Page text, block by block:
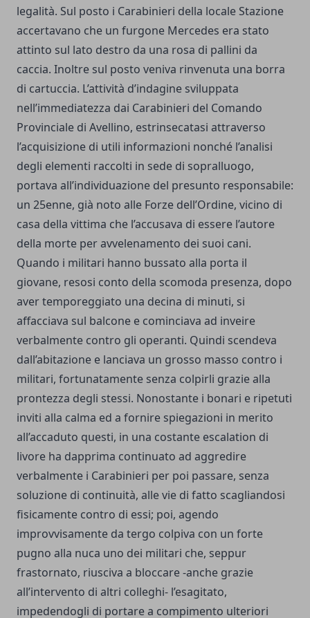
legalità. Sul posto i Carabinieri della locale Stazione
accertavano che un furgone Mercedes era stato
attinto sul lato destro da una rosa di pallini da
caccia. Inoltre sul posto veniva rinvenuta una borra
di cartuccia. L’attività d’indagine sviluppata
nell’immediatezza dai Carabinieri del Comando
Provinciale di Avellino, estrinsecatasi attraverso
l’acquisizione di utili informazioni nonché l’analisi
degli elementi raccolti in sede di sopralluogo,
portava all’individuazione del presunto responsabile:
un 25enne, già noto alle Forze dell’Ordine, vicino di
casa della vittima che l’accusava di essere l’autore
della morte per avvelenamento dei suoi cani.
Quando i militari hanno bussato alla porta il
giovane, resosi conto della scomoda presenza, dopo
aver temporeggiato una decina di minuti, si
affacciava sul balcone e cominciava ad inveire
verbalmente contro gli operanti. Quindi scendeva
dall’abitazione e lanciava un grosso masso contro i
militari, fortunatamente senza colpirli grazie alla
prontezza degli stessi. Nonostante i bonari e ripetuti
inviti alla calma ed a fornire spiegazioni in merito
all’accaduto questi, in una costante escalation di
livore ha dapprima continuato ad aggredire
verbalmente i Carabinieri per poi passare, senza
soluzione di continuità, alle vie di fatto scagliandosi
fisicamente contro di essi; poi, agendo
improvvisamente da tergo colpiva con un forte
pugno alla nuca uno dei militari che, seppur
frastornato, riusciva a bloccare -anche grazie
all’intervento di altri colleghi- l’esagitato,
impedendogli di portare a compimento ulteriori